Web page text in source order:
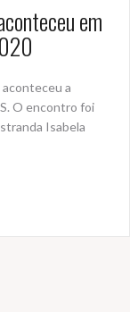
em
a
O encontro foi
Isabela